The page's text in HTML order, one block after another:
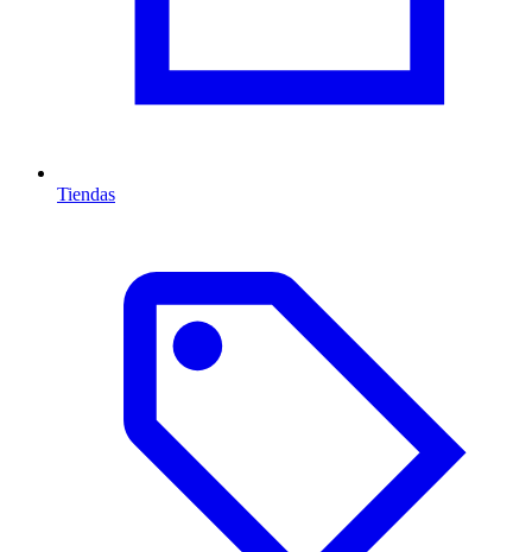
Tiendas